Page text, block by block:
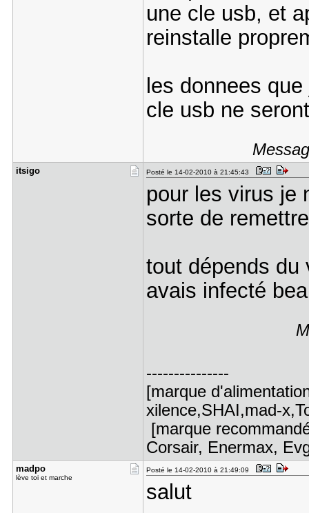
une cle usb, et
reinstalle
les donnees
cle usb ne
itsigo Posté le 14-02-2010 à 21:45:43
pour les virus je
sorte de
tout dépends du
avais infecté
---------------
[marque
xilence,SHAI,mad-
[marque
Corsair, Enermax,
madpo
lève toi et marche
Posté le 14-02-2010 à 21:49:09
salut